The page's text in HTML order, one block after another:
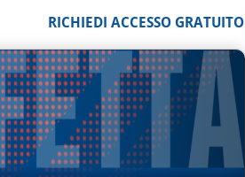
RICHIEDI ACCESSO GRATUITO